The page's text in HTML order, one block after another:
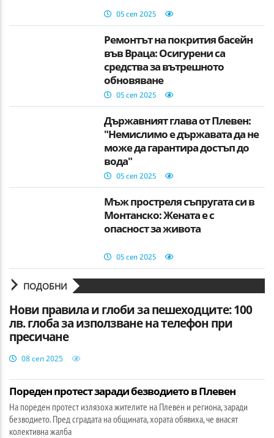
05 сеп 2025
Ремонтът на покрития басейн
във Враца: Осигурени са
средства за вътрешното
обновяване
05 сеп 2025
Държавният глава от Плевен:
"Немислимо е държавата да не
може да гарантира достъп до
вода"
05 сеп 2025
Мъж простреля съпругата си в
Монтанско: Жената е с
опасност за живота
05 сеп 2025
ПОДОБНИ
Нови правила и глоби за пешеходците: 100
лв. глоба за използване на телефон при
пресичане
08 сеп 2025
Пореден протест заради безводието в Плевен
На пореден протест излязоха жителите на Плевен и региона, заради
безводието. Пред сградата на общината, хората обявиха, че внасят
колективна жалба